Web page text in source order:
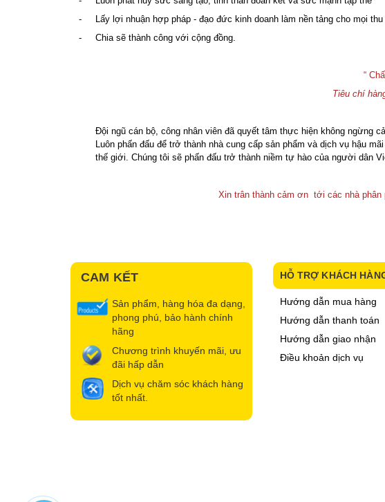
- Lấy lợi nhuận hợp pháp - đạo đức kinh doanh làm nền tảng cho mọi thu
- Chia sẽ thành công với cộng đồng.
“
Tiêu chí
Đội ngũ cán bộ, công nhân viên đã quyết tâm thực hiện không ngừng
Luôn phấn đấu để trở thành nhà cung cấp sản phẩm và dịch vụ hậu
thế giới. Chúng tôi sẽ phấn đấu trở thành niềm tự hào của người dân
Xin trân thành cảm ơn tới các nhà phân
CAM KẾT
Sản phẩm, hàng hóa đa dạng,
phong phú, bảo hành chính
hãng
Chương trình khuyến mãi, ưu
đãi hấp dẫn
Dịch vụ chăm sóc khách hàng
tốt nhất.
HỖ TRỢ KHÁCH
Hướng dẫn mua hàng
Hướng dẫn thanh toán
Hướng dẫn giao nhận
Điều khoản dịch vụ